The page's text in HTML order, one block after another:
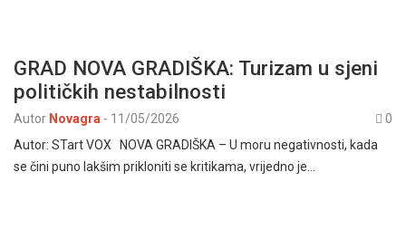
GRAD NOVA GRADIŠKA: Turizam u sjeni
političkih nestabilnosti
Autor Novagra - 11/05/2026
0
Autor: STart VOX NOVA GRADIŠKA – U moru negativnosti, kada
se čini puno lakšim prikloniti se kritikama, vrijedno je…